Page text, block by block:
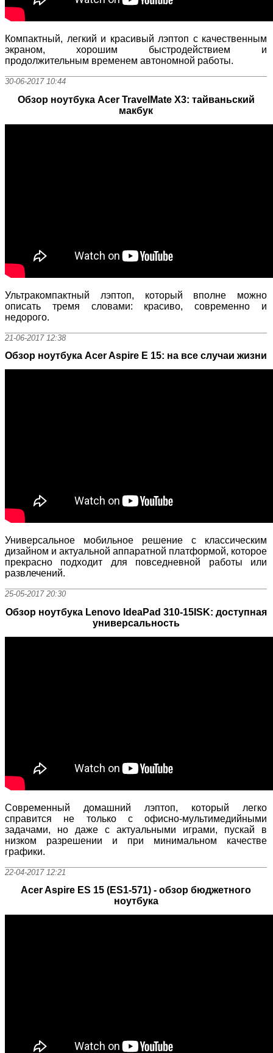
Компактный, легкий и красивый лэптоп с качественным
экраном, хорошим быстродействием и
продолжительным временем автономной работы.
30-06-2017 10:44
Обзор ноутбука Acer TravelMate X3: тайваньский
макбук
Ультракомпактный лэптоп, который вполне можно
описать тремя словами: красиво, современно и
недорого.
21-06-2017 12:38
Обзор ноутбука Acer Aspire E 15: на все случаи жизни
Универсальное мобильное решение с классическим
дизайном и актуальной аппаратной платформой, которое
прекрасно подходит для повседневной работы или
развлечений.
25-05-2017 20:30
Обзор ноутбука Lenovo IdeaPad 310-15ISK: доступная
универсальность
Современный домашний лэптоп, который легко
справится не только с офисно-мультимедийными
задачами, но даже с актуальными играми, пускай в
низком разрешении и при минимальном качестве
графики.
22-04-2017 12:21
Acer Aspire ES 15 (ES1-571) - обзор бюджетного
ноутбука